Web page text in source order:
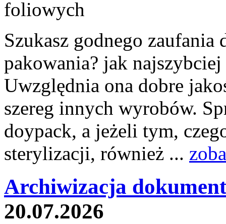
Szukasz godnego
pakowania? jak
Uwzględnia ona dobre
szereg innych wyrobów.
doypack, a jeżeli tym,
sterylizacji, również ...
Archiwizacja
20.07.2026